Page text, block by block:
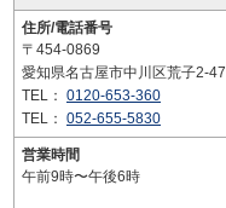
住所/電話番号
〒454-0869
愛知県名古屋市中川区荒子2-47
TEL： 0120-653-360
TEL： 052-655-5830
営業時間
午前9時〜午後6時